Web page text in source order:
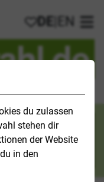
du zulassen
stehen dir
der Website
in den
Meine
DE EN